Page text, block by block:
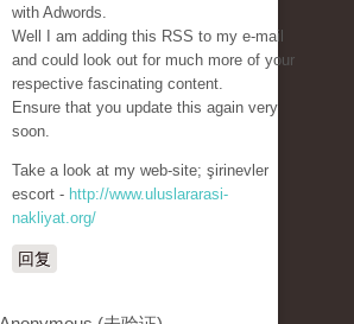
with Adwords.
Well I am adding this RSS to my e-mail
and could look out for much more of your
respective fascinating content.
Ensure that you update this again very
soon.
Take a look at my web-site; şirinevler
escort - http://www.uluslararasi-
nakliyat.org/
回复